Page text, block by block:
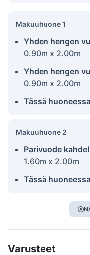
Makuuhuone 1
Yhden hengen
0.90m x 2.00m
Yhden hengen
0.90m x 2.00m
Tässä
Makuuhuone 2
Parivuode
1.60m x 2.00m
Tässä
Varusteet